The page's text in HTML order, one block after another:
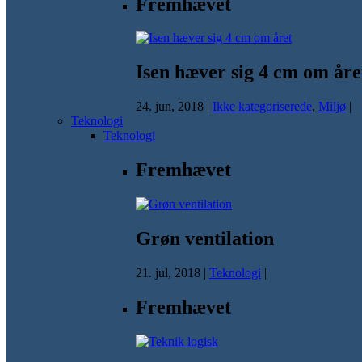
Isen hæver sig 4 cm om
24. jun, 2018 | Ikke kategoriserede, Miljø |
Teknologi
Teknologi
Fremhævet
Grøn ventilation
21. jul, 2018 | Teknologi |
Fremhævet